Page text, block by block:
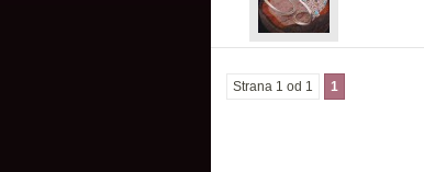
Strana 1 od 1 1